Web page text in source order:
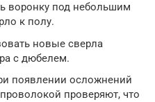
воронку под небольшим
к полу.
новые сверла
с дюбелем.
появлении осложнений
проверяют, что